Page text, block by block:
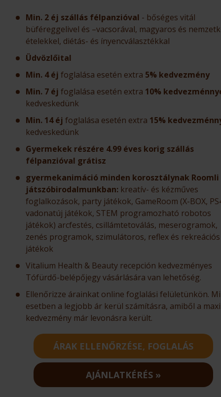
Min. 2 éj szállás félpanzióval - bőséges vitál
büféreggelivel és –vacsorával, magyaros és
ételekkel, diétás- és ínyencválasztékkal
Üdvözlőital
Min. 4 éj foglalása esetén extra 5% kedvezmény
Min. 7 éj foglalása esetén extra 10%
kedveskedünk
Min. 14 éj foglalása esetén extra 15%
kedveskedünk
Gyermekek részére 4.99 éves korig szállás
félpanzióval grátisz
gyermekanimáció minden korosztálynak Roomli
játszóbirodalmunkban: kreatív- és kézműves
foglalkozások, party játékok, GameRoom (X-BOX,
vadonatúj játékok, STEM programozható robotos
játékok) arcfestés, csillámtetoválás, meserogramok,
zenés programok, szimulátoros, reflex és rekreációs
játékok
Vitalium Health & Beauty recepción kedvezményes
Tófürdő-belépőjegy vásárlására van lehetőség.
Ellenőrizze árainkat online foglalási felületünkön.
esetben a legjobb ár kerül számításra, amiből a
kedvezmény már levonásra került.
ÁRAK ELLENŐRZÉSE, FOGLALÁS
AJÁNLATKÉRÉS